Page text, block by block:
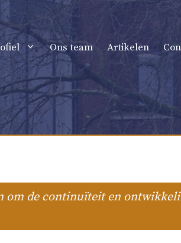
Ons team Artikelen
om de continuïteit en